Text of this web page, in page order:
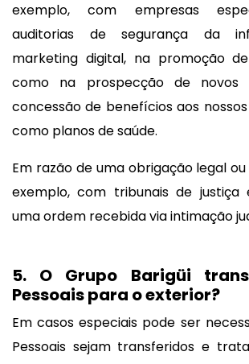
exemplo, com empresas
auditorias de segurança da
marketing digital, na promoção
como na prospecção de
concessão de benefícios aos
como planos de saúde.
Em razão de uma obrigação legal
exemplo, com tribunais de
uma ordem recebida via intimação
5. O Grupo Barigüi
Pessoais para o exterior?
Em casos especiais pode ser
Pessoais sejam transferidos e